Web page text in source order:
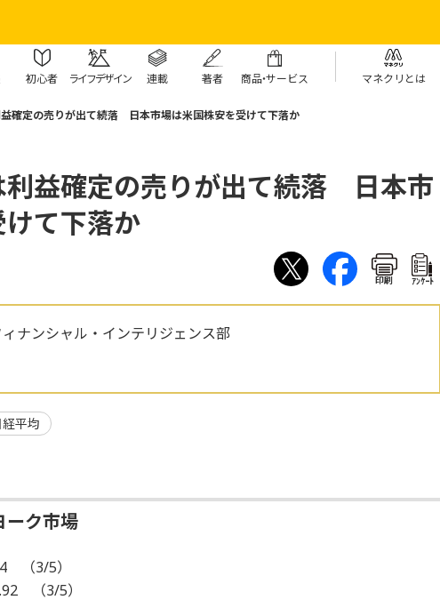
初心者 ライフデザイン 連載 著者 商品・サービス マネクリとは
益確定の売りが出て続落 日本市場は米国株安を受けて下落か
利益確定の売りが出て続落 日本市
て下落か
印刷 ｱﾝｹｰﾄ
ナンシャル・インテリジェンス部
経平均
ーク市場
（3/5）
（3/5）